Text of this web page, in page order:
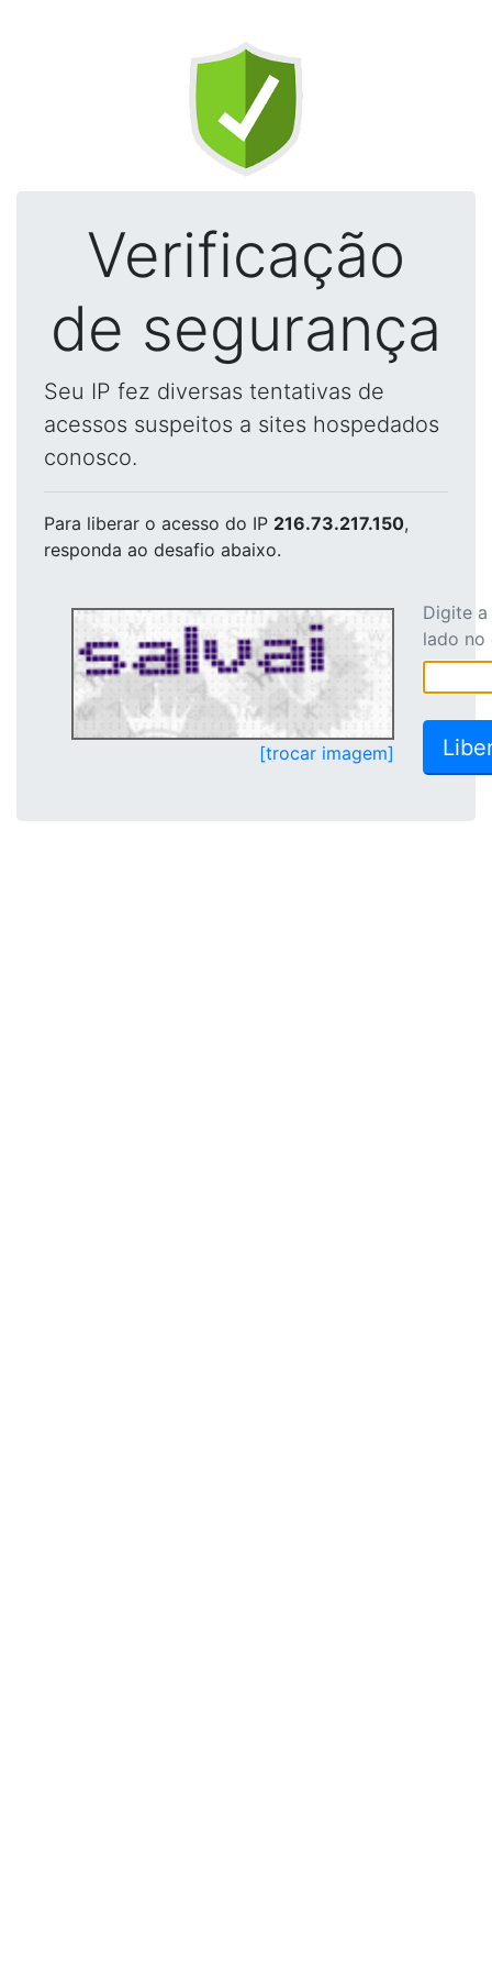
Verificação
de segurança
Seu IP fez diversas tentativas de
acessos suspeitos a sites hospedados
conosco.
Para liberar o acesso do IP 216.73.217.150,
responda ao desafio abaixo.
[trocar imagem]
Digite
lado no